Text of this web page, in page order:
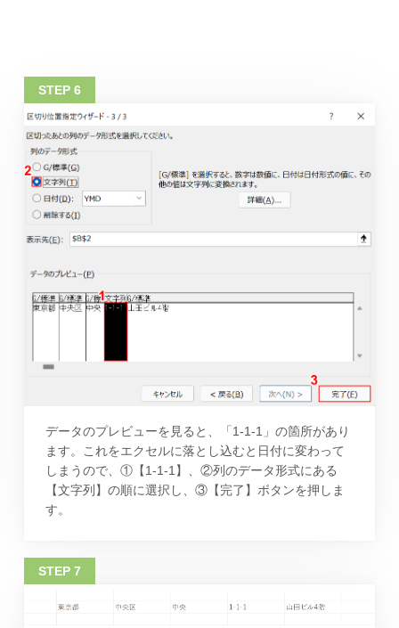
データのプレビューを見ると、「1-1-1」の箇所があり
ます。これをエクセルに落とし込むと日付に変わって
しまうので、①【1-1-1】、②列のデータ形式にある
【文字列】の順に選択し、③【完了】ボタンを押しま
す。